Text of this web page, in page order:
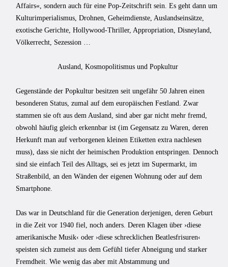
Affairs«, sondern auch für eine Pop-Zeitschrift sein. Es geht dann um
Kulturimperialismus, Drohnen, Geheimdienste, Auslandseinsätze,
exotische Gerichte, Hollywood-Thriller, Appropriation, Disneyland,
Völkerrecht, Sezession …
Ausland, Kosmopolitismus und Popkultur
Gegenstände der Popkultur besitzen seit ungefähr 50 Jahren einen
besonderen Status, zumal auf dem europäischen Festland. Zwar
stammen sie oft aus dem Ausland, sind aber gar nicht mehr fremd,
obwohl häufig gleich erkennbar ist (im Gegensatz zu Waren, deren
Herkunft man auf verborgenen kleinen Etiketten extra nachlesen
muss), dass sie nicht der heimischen Produktion entspringen. Dennoch
sind sie einfach Teil des Alltags, sei es jetzt im Supermarkt, im
Straßenbild, an den Wänden der eigenen Wohnung oder auf dem
Smartphone.
Das war in Deutschland für die Generation derjenigen, deren Geburt
in die Zeit vor 1940 fiel, noch anders. Deren Klagen über ›diese
amerikanische Musik‹ oder ›diese schrecklichen Beatlesfrisuren‹
speisten sich zumeist aus dem Gefühl tiefer Abneigung und starker
Fremdheit. Wie wenig das aber mit Abstammung und